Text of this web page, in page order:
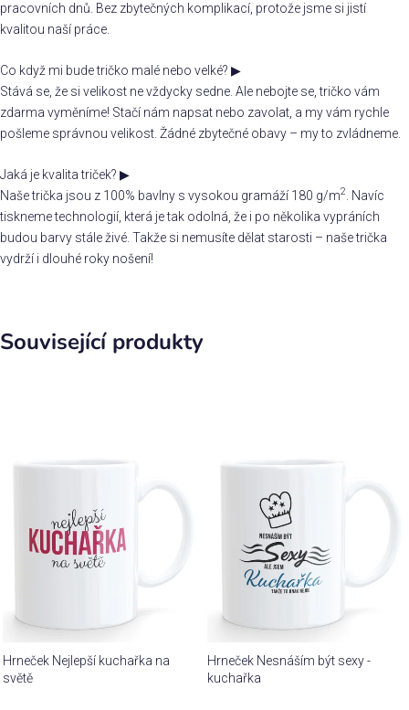
pracovních dnů. Bez zbytečných komplikací, protože jsme si jistí
kvalitou naší práce.
Co když mi bude tričko malé nebo velké? ▶
Stává se, že si velikost ne vždycky sedne. Ale nebojte se, tričko vám
zdarma vyměníme! Stačí nám napsat nebo zavolat, a my vám rychle
pošleme správnou velikost. Žádné zbytečné obavy – my to zvládneme.
Jaká je kvalita triček? ▶
Naše trička jsou z 100% bavlny s vysokou gramáží 180 g/m2
. Navíc
tiskneme technologií, která je tak odolná, že i po několika vypráních
budou barvy stále živé. Takže si nemusíte dělat starosti – naše trička
vydrží i dlouhé roky nošení!
Související produkty
Hrneček Nejlepší kuchařka na
světě
Hrneček Nesnáším být sexy -
kuchařka